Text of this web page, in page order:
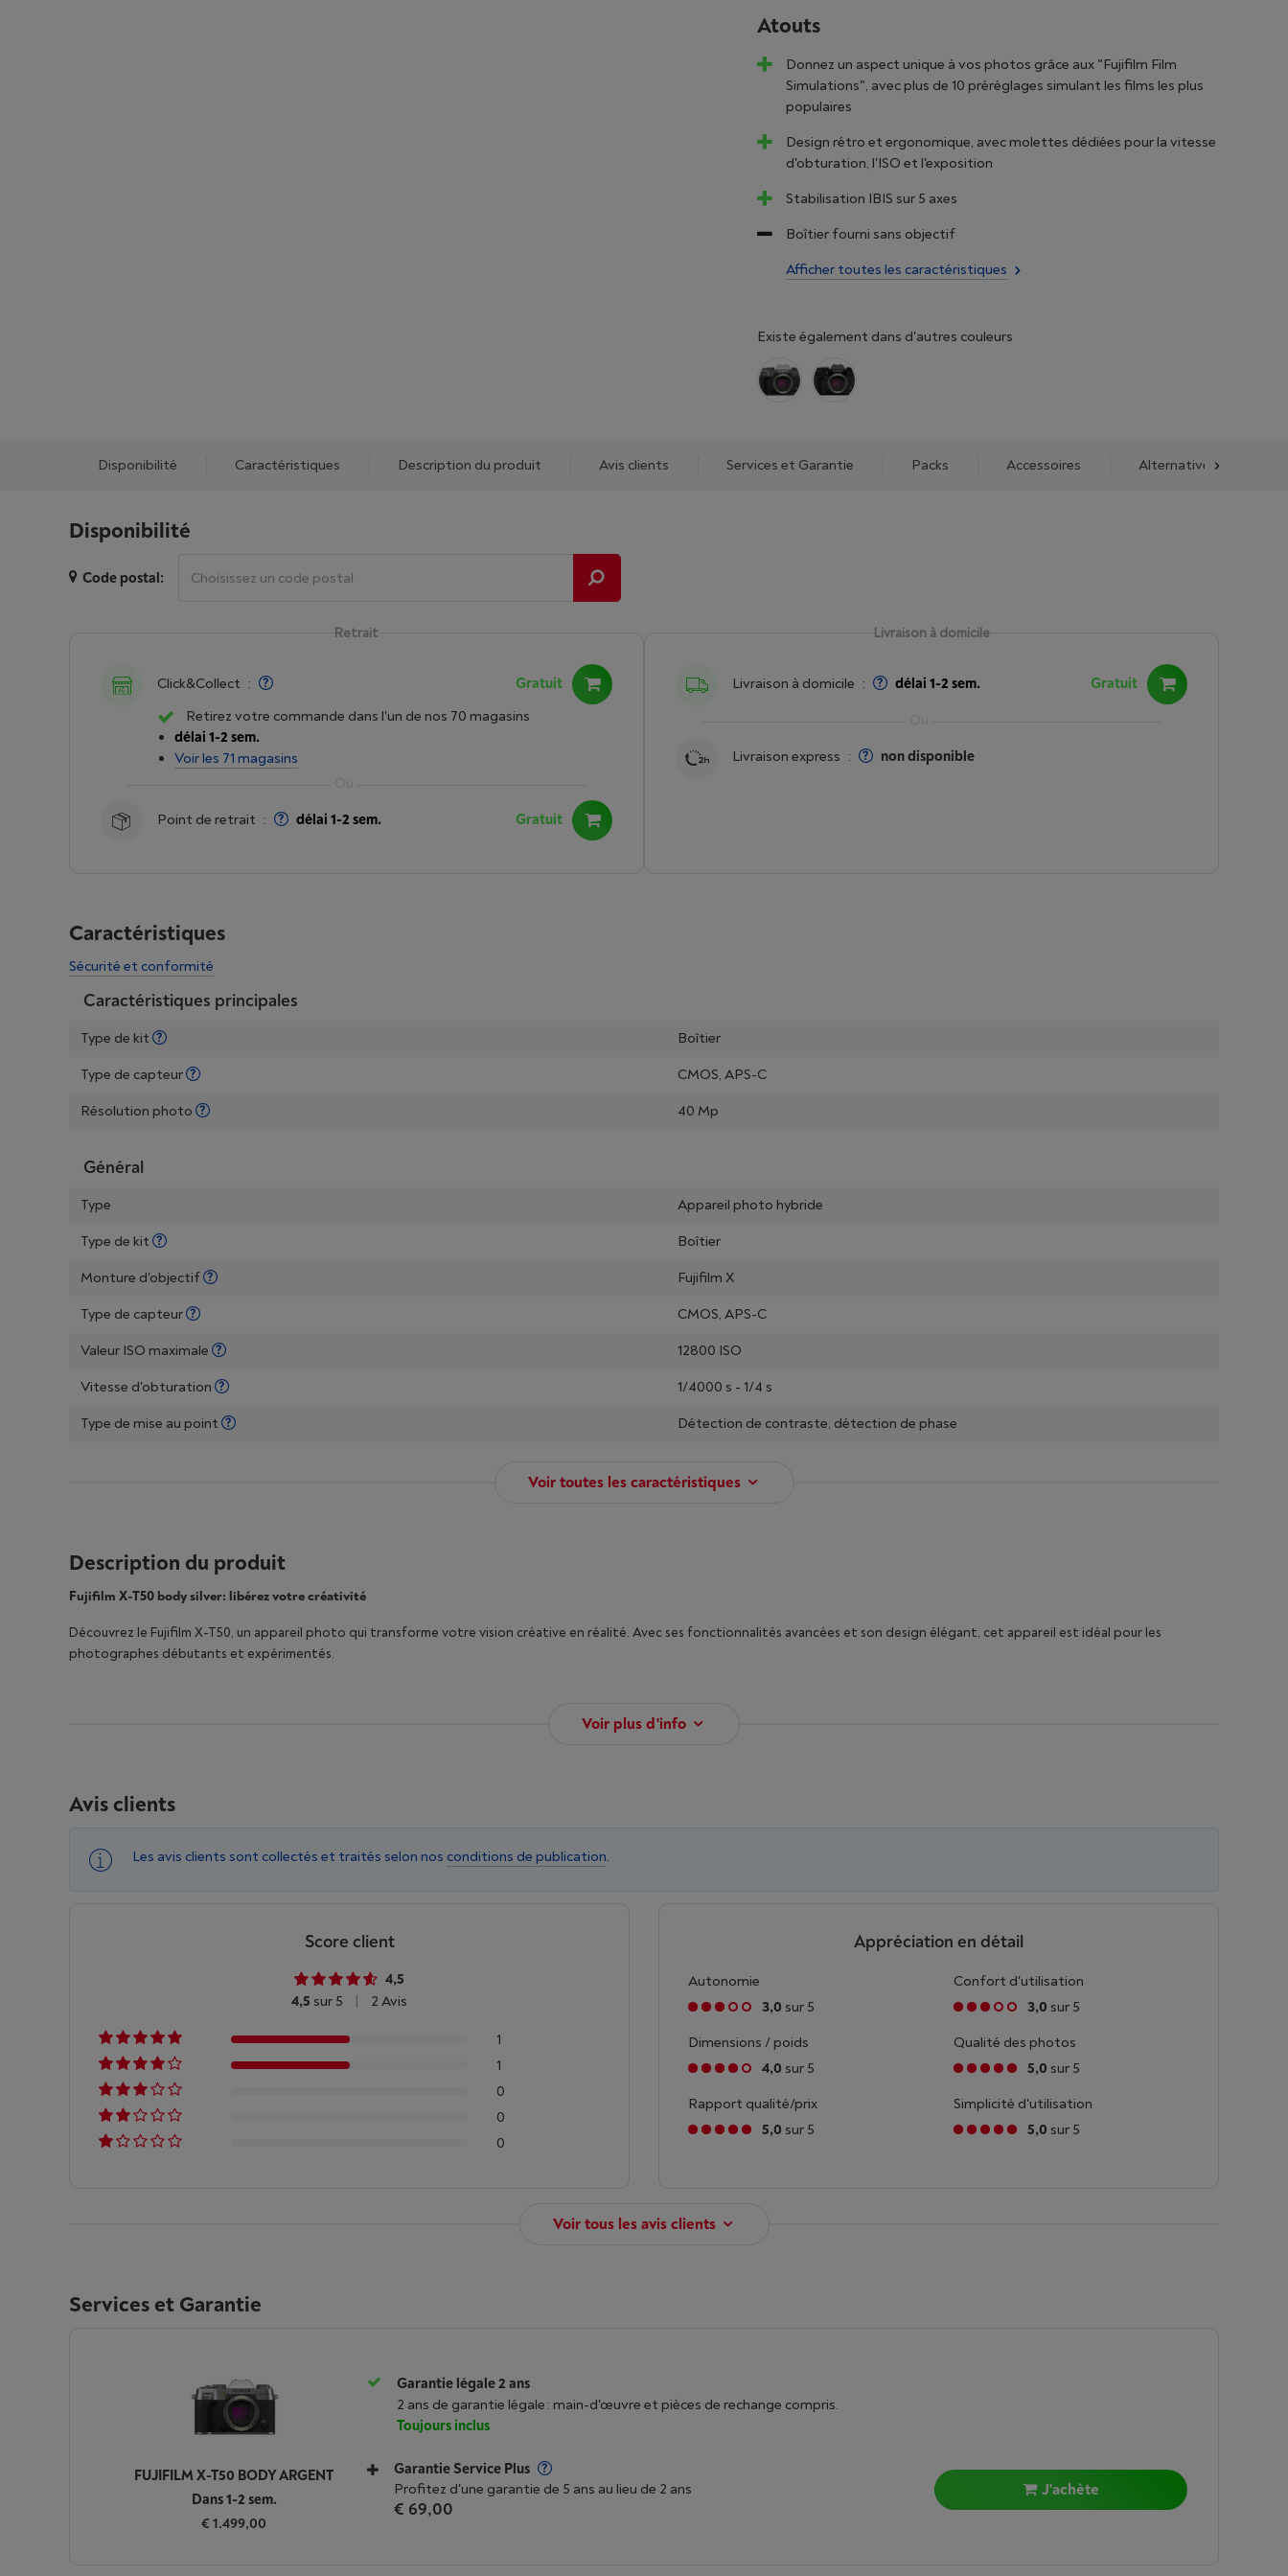
Atouts
Donnez un aspect unique à vos photos grâce aux "Fujifilm Film
Simulations", avec plus de 10 préréglages simulant les films les plus
populaires
Design rétro et ergonomique, avec molettes dédiées pour la vitesse
d'obturation, l'ISO et l'exposition
Stabilisation IBIS sur 5 axes
Boîtier fourni sans objectif
Afficher toutes les caractéristiques
Existe également dans d'autres couleurs
Disponibilité Caractéristiques Description du produit Avis clients Services et Garantie Packs Accessoires Alternatives
Disponibilité
Code postal:
Livraison à domicile
Livraison à domicile : délai 1-2 sem. Gratuit
Livraison express : non disponible
Retrait
Click&Collect :
Gratuit
Retirez votre commande dans l'un de nos 70 magasins
délai 1-2 sem.
Voir les 71 magasins
Point de retrait : délai 1-2 sem. Gratuit
Caractéristiques
Sécurité et conformité
Caractéristiques principales
Type de kit
Boîtier
Type de capteur
CMOS, APS-C
Résolution photo
40 Mp
Général
Type
Appareil photo hybride
Type de kit
Boîtier
Monture d'objectif
Fujifilm X
Type de capteur
CMOS, APS-C
Valeur ISO maximale
12800 ISO
Vitesse d'obturation
1/4000 s - 1/4 s
Type de mise au point
Détection de contraste, détection de phase
Voir toutes les caractéristiques
Description du produit
Fujifilm X-T50 body silver: libérez votre créativité
Découvrez le Fujifilm X-T50, un appareil photo qui transforme votre vision créative en réalité. Avec ses fonctionnalités avancées et son design élégant, cet appareil est idéal pour les
photographes débutants et expérimentés.
Voir plus d'info
Avis clients
Les avis clients sont collectés et traités selon nos conditions de publication.
Score client
4,5
4,5 sur 5 | 2 Avis
1
1
0
0
0
Appréciation en détail
Autonomie
3,0 sur 5
Confort d'utilisation
3,0 sur 5
Dimensions / poids
4,0 sur 5
Qualité des photos
5,0 sur 5
Rapport qualité/prix
5,0 sur 5
Simplicité d'utilisation
5,0 sur 5
Voir tous les avis clients
Services et Garantie
FUJIFILM X-T50 BODY ARGENT
Dans 1-2 sem.
€ 1.499,00
Garantie légale 2 ans
2 ans de garantie légale : main-d'œuvre et pièces de rechange compris.
Toujours inclus
Garantie Service Plus
Profitez d'une garantie de 5 ans au lieu de 2 ans
€ 69,00
J'achète